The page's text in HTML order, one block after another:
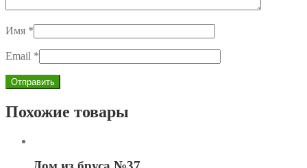
Имя *
Email *
Похожие товары